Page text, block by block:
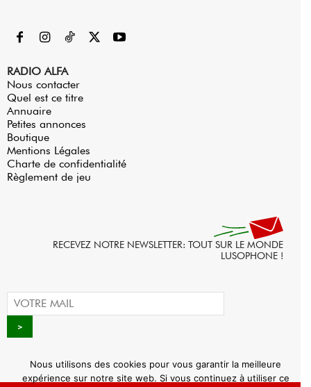
RADIO ALFA
Nous contacter
Quel est ce titre
Annuaire
Petites annonces
Boutique
Mentions Légales
Charte de confidentialité
Règlement de jeu
RECEVEZ NOTRE NEWSLETTER: TOUT SUR LE MONDE
LUSOPHONE !
Nous utilisons des cookies pour vous garantir la meilleure
expérience sur notre site web. Si vous continuez à utiliser ce